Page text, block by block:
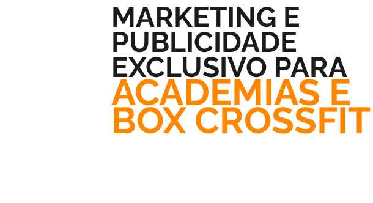
MARKETING E
PUBLICIDADE
EXCLUSIVO PARA
ACADEMIAS E
BOX CROSSFIT